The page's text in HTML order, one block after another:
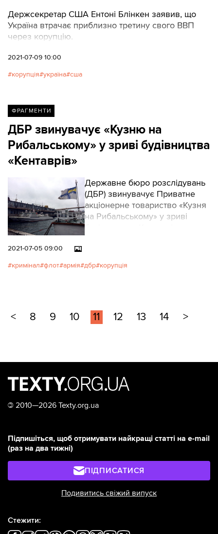
Держсекретар США Ентоні Блінкен заявив, що
Україна втрачає приблизно третину свого ВВП
через корупцію.
2021-07-09 10:00
корупція україна сша
ФРАГМЕНТИ
ДБР звинувачує «Кузню на
Рибальському» у зриві будівництва
«Кентаврів»
Державне бюро розслідувань
(ДБР) звинувачує Приватне
акціонерне товариство «Кузня
на Рибальському» у зриві
2021-07-05 09:00
кримінал флот армія дбр корупція
< 8 9 10 11 12 13 14 >
© 2010—2026 Texty.org.ua
Підпишіться, щоб отримувати найкращі статті на e-mail
(раз на два тижні)
ПІДПИСАТИСЯ
Подивитись свіжий випуск
Стежити: